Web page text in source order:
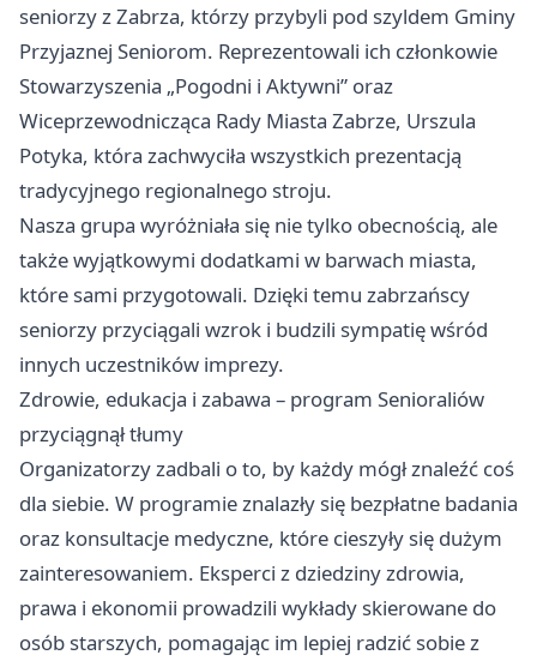
seniorzy z Zabrza, którzy przybyli pod szyldem Gminy
Przyjaznej Seniorom. Reprezentowali ich członkowie
Stowarzyszenia „Pogodni i Aktywni” oraz
Wiceprzewodnicząca Rady Miasta Zabrze, Urszula
Potyka, która zachwyciła wszystkich prezentacją
tradycyjnego regionalnego stroju.
Nasza grupa wyróżniała się nie tylko obecnością, ale
także wyjątkowymi dodatkami w barwach miasta,
które sami przygotowali. Dzięki temu zabrzańscy
seniorzy przyciągali wzrok i budzili sympatię wśród
innych uczestników imprezy.
Zdrowie, edukacja i zabawa – program Senioraliów
przyciągnął tłumy
Organizatorzy zadbali o to, by każdy mógł znaleźć coś
dla siebie. W programie znalazły się bezpłatne badania
oraz konsultacje medyczne, które cieszyły się dużym
zainteresowaniem. Eksperci z dziedziny zdrowia,
prawa i ekonomii prowadzili wykłady skierowane do
osób starszych, pomagając im lepiej radzić sobie z